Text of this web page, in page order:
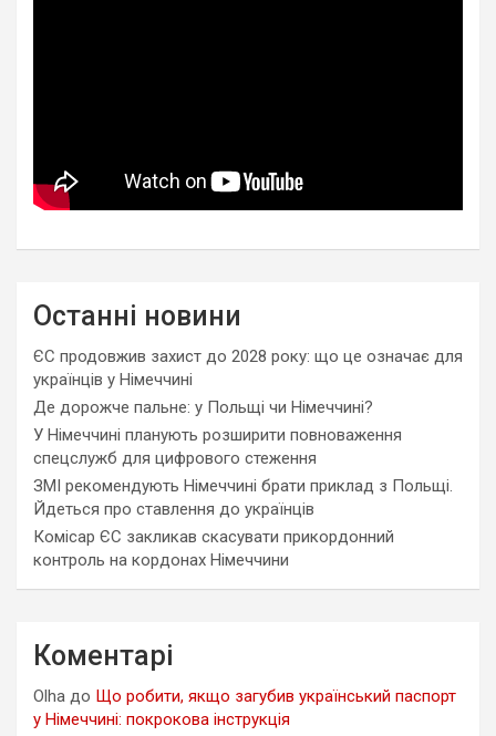
Останні новини
ЄС продовжив захист до 2028 року: що це означає для
українців у Німеччині
Де дорожче пальне: у Польщі чи Німеччині?
У Німеччині планують розширити повноваження
спецслужб для цифрового стеження
ЗМІ рекомендують Німеччині брати приклад з Польщі.
Йдеться про ставлення до українців
Комісар ЄС закликав скасувати прикордонний
контроль на кордонах Німеччини
Коментарі
Olha до Що робити, якщо загубив український паспорт
у Німеччині: покрокова інструкція